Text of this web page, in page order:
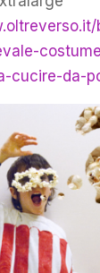
cucire-da-